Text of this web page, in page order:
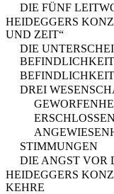
DIE FÜNF
HEIDEGGERS
UND ZEIT“
DIE
BEFINDLICHKEIT
BEFINDLICHKEIT
DREI
STIMMUNGEN
DIE ANGST VOR
HEIDEGGERS
KEHRE